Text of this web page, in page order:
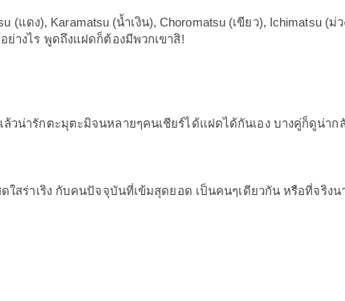
(แดง), Karamatsu (น้ำเงิน), Choromatsu (เขียว), Ichimatsu (ม่ว
างไร พูดถึงแฝดก็ต้องมีพวกเขาสิ!
น่ารักตะมุตะมิจนหลายๆคนเชียร์ได้แฝดได้กันเอง บางคู่ก็ดูน่า
ใสร่าเริง กับคนปัจจุบันที่เข้มสุดยอด เป็นคนๆเดียวกัน หรือที่จริ